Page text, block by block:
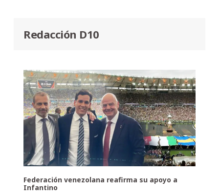
Redacción D10
Federación venezolana reafirma su apoyo a
Infantino